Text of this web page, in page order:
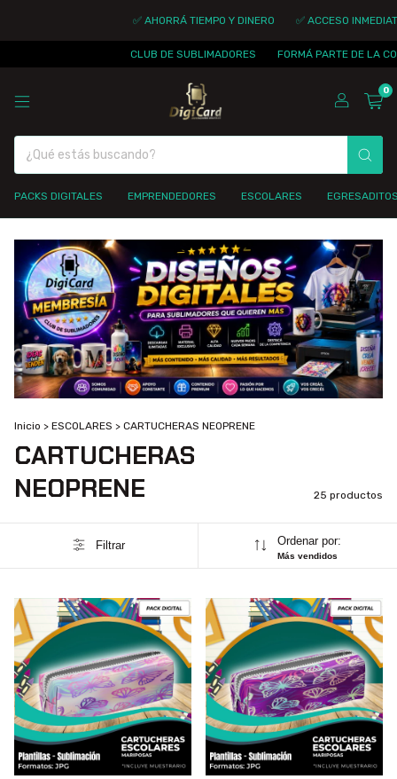
✅ AHORRÁ TIEMPO Y DINERO ✅ ACCESO INMEDIATO
CLUB DE SUBLIMADORES FORMÁ PARTE DE LA
0
PACKS DIGITALES EMPRENDEDORES ESCOLARES
Inicio > ESCOLARES > CARTUCHERAS NEOPRENE
CARTUCHERAS
NEOPRENE
25 productos
Filtrar Ordenar por:
Más vendidos